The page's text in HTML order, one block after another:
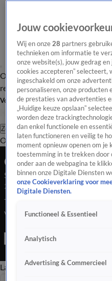
Overzicht Laatste nieuws
redactie
Volg Hart van Nederland
Zoeken
OverzichtRegioUitzendingen
Ochtend Editie
Seizoen 2026, aflevering 1727
23 apr, 09:00
Telefoongebruik blijkt nog
Verder is er een te dikke hond
Late EditieOchtend Editie
Jouw
Wij en onze28 partners
technieken om informatie te
onze website(s), jouw gedrag
cookies accepteren”
ingeschakeld om onze
personaliseren, onze producten
de prestaties van advertenties
„Huidige keuze opslaan”
worden deze
dan enkel functionele en
laten functioneren en veilig te
moment opnieuw openen om je
toestemming in te trekken door
onder aan de webpagina te
binnen onze Digitale Diensten
onze Cookieverklaring voor
Digitale Diensten.
Functioneel & Essentieel
Analytisch
Advertising & Commercieel